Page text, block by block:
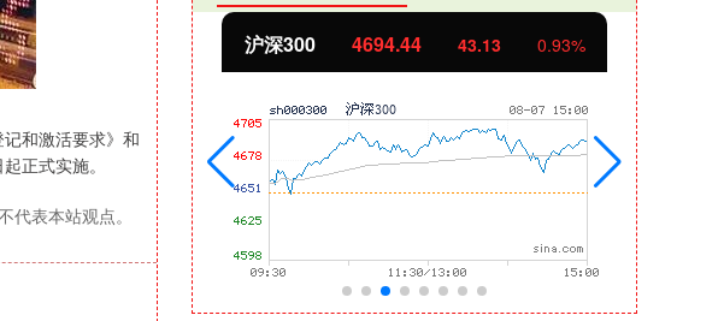
和激活要求》和
正式实施。
代表本站观点。
200.89 沪深300 4694.44 43.13 0.93%